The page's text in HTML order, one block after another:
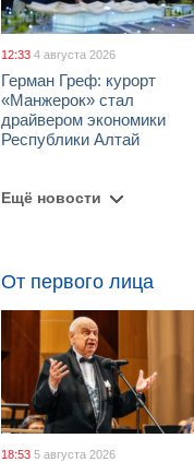
12:33 4 августа 2026
Герман Греф: курорт
«Манжерок» стал
драйвером экономики
Республики Алтай
Ещё новости
От первого лица
18:53 5 августа 2026